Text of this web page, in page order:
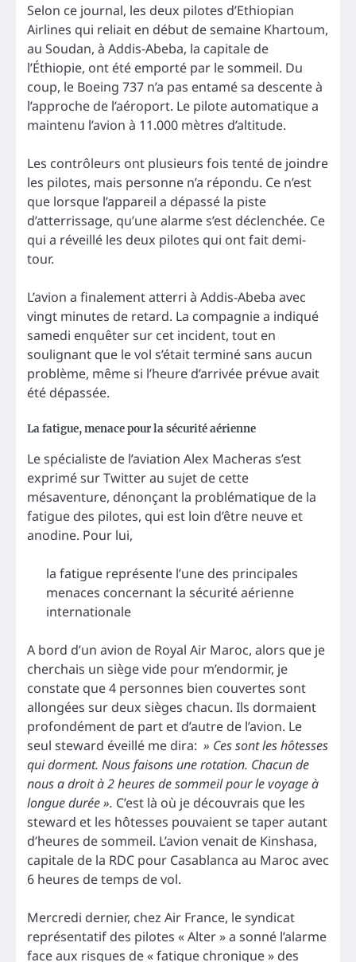
Selon ce journal, les deux pilotes d’Ethiopian
Airlines qui reliait en début de semaine Khartoum,
au Soudan, à Addis-Abeba, la capitale de
l’Éthiopie, ont été emporté par le sommeil. Du
coup, le Boeing 737 n’a pas entamé sa descente à
l’approche de l’aéroport. Le pilote automatique a
maintenu l’avion à 11.000 mètres d’altitude.
Les contrôleurs ont plusieurs fois tenté de joindre
les pilotes, mais personne n’a répondu. Ce n’est
que lorsque l’appareil a dépassé la piste
d’atterrissage, qu’une alarme s’est déclenchée. Ce
qui a réveillé les deux pilotes qui ont fait demi-
tour.
L’avion a finalement atterri à Addis-Abeba avec
vingt minutes de retard. La compagnie a indiqué
samedi enquêter sur cet incident, tout en
soulignant que le vol s’était terminé sans aucun
problème, même si l’heure d’arrivée prévue avait
été dépassée.
La fatigue, menace pour la sécurité aérienne
Le spécialiste de l’aviation Alex Macheras s’est
exprimé sur Twitter au sujet de cette
mésaventure, dénonçant la problématique de la
fatigue des pilotes, qui est loin d’être neuve et
anodine. Pour lui,
la fatigue représente l’une des principales
menaces concernant la sécurité aérienne
internationale
A bord d’un avion de Royal Air Maroc, alors que je
cherchais un siège vide pour m’endormir, je
constate que 4 personnes bien couvertes sont
allongées sur deux sièges chacun. Ils dormaient
profondément de part et d’autre de l’avion. Le
seul steward éveillé me dira: » Ces sont les hôtesses
qui dorment. Nous faisons une rotation. Chacun de
nous a droit à 2 heures de sommeil pour le voyage à
longue durée ». C’est là où je découvrais que les
steward et les hôtesses pouvaient se taper autant
d’heures de sommeil. L’avion venait de Kinshasa,
capitale de la RDC pour Casablanca au Maroc avec
6 heures de temps de vol.
Mercredi dernier, chez Air France, le syndicat
représentatif des pilotes « Alter » a sonné l’alarme
face aux risques de « fatigue chronique » des